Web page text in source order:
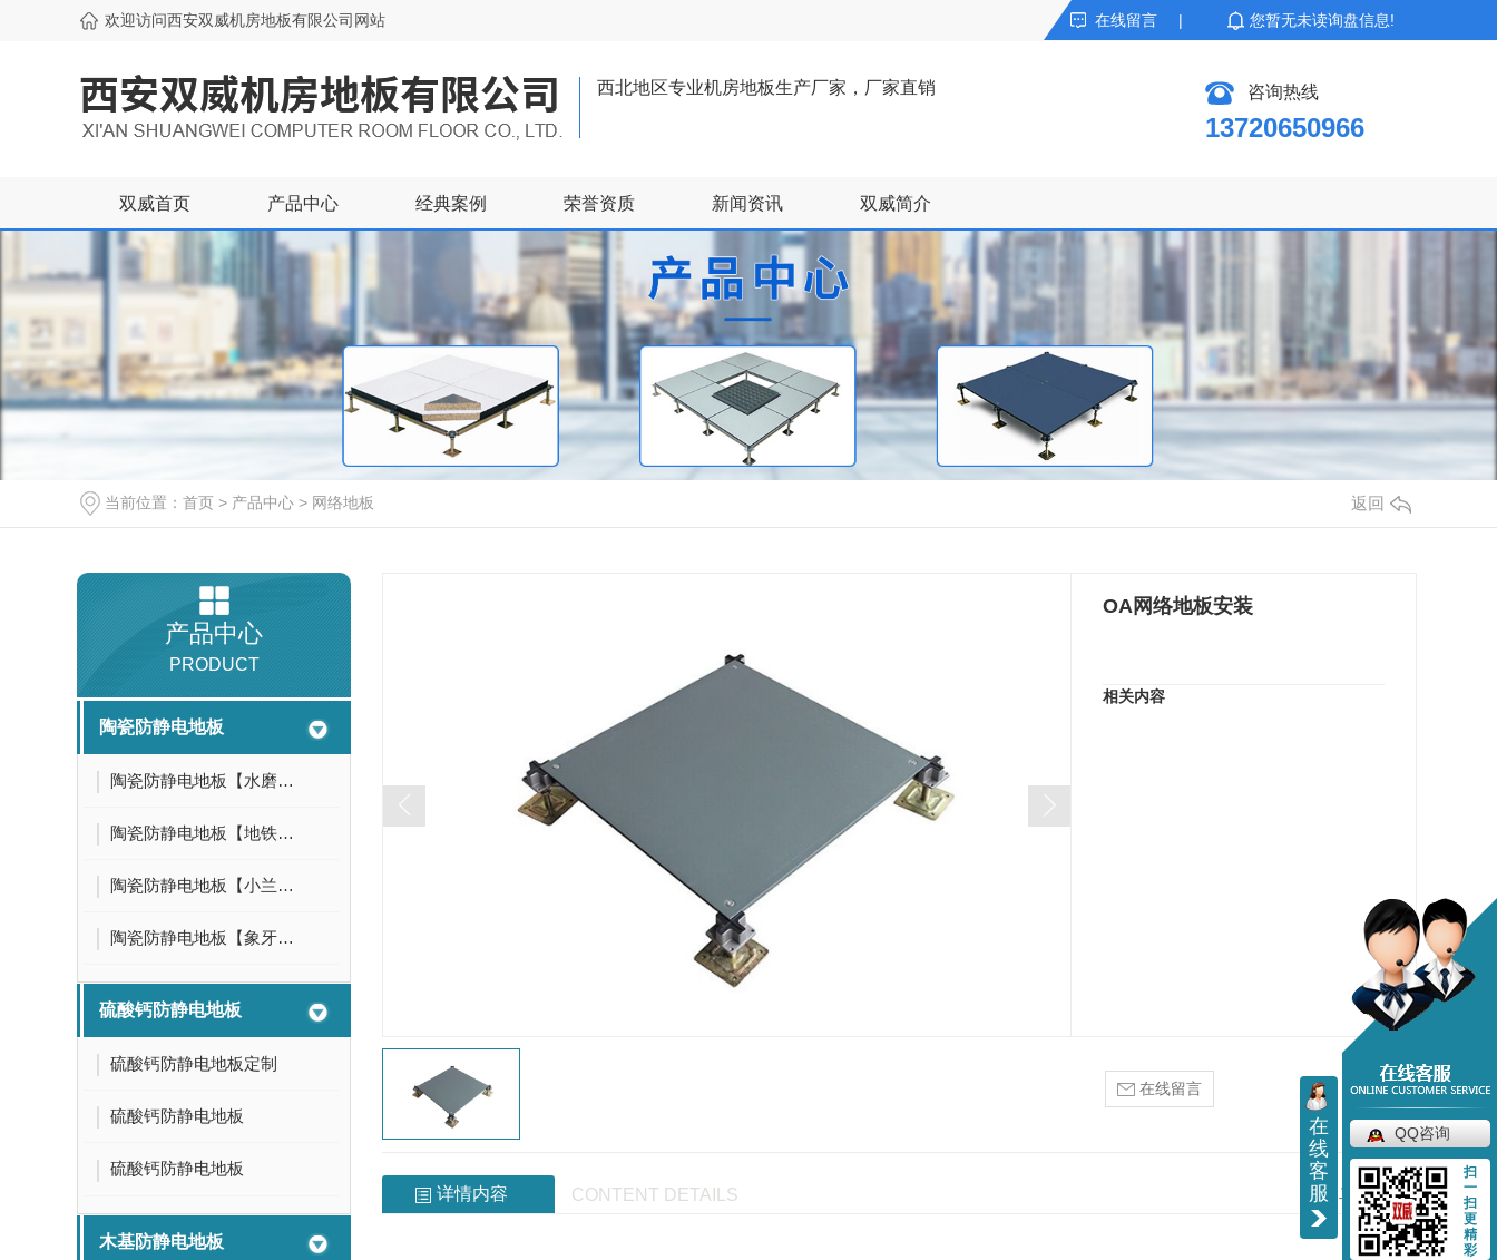
欢迎访问西安双威机房地板有限公司网站 在线留言 | 您暂无未读询盘信息!
西北地区专业机房地板生产厂家，厂家直销 咨询热线
13720650966
双威首页 产品中心 经典案例 荣誉资质 新闻资讯 双威简介
当前位置： 首页 > 产品中心 > 网络地板 返回
产品中心
PRODUCT
陶瓷防静电地板
陶瓷防静电地板【水磨石】
陶瓷防静电地板【地铁灰】
陶瓷防静电地板【小兰花】
陶瓷防静电地板【象牙白】
硫酸钙防静电地板
硫酸钙防静电地板定制
硫酸钙防静电地板
硫酸钙防静电地板
木基防静电地板
OA网络地板安装
相关内容
在线留言
详情内容 CONTENT DETAILS 二维码分享
在
线
客
服
QQ咨询
扫
一
扫
更
精
彩